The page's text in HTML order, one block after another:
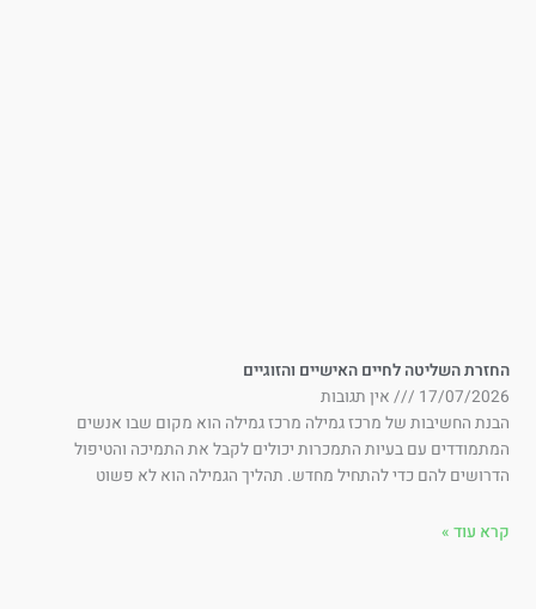
השליטה לחיים האישיים והזוגיים
17/07/
אין תגובות
החשיבות של מרכז גמילה מרכז גמילה הוא מקום שבו אנשים
עם בעיות התמכרות יכולים לקבל את התמיכה והטיפול
להם כדי להתחיל מחדש. תהליך הגמילה הוא לא פשוט
עוד »